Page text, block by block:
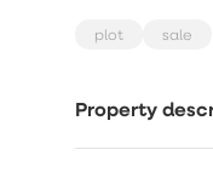
plot sale
Property